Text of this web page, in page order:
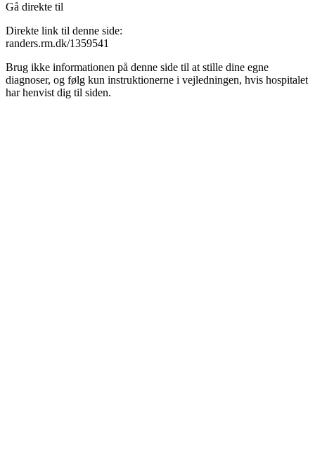
Gå direkte til
Direkte link til denne side:
randers.rm.dk/1359541
Brug ikke informationen på denne side til at stille dine egne
diagnoser, og følg kun instruktionerne i vejledningen, hvis hospitalet
har henvist dig til siden.